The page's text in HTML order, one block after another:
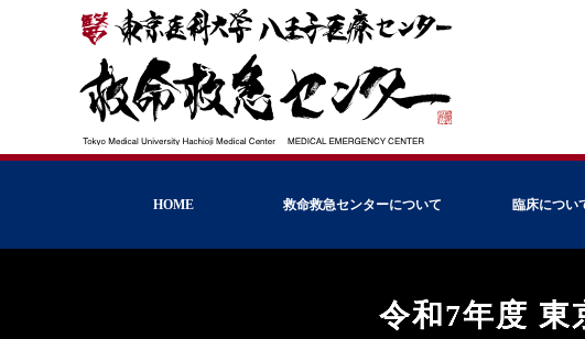
HOME 救命救急センターについて 臨床につい
令和7年度 東